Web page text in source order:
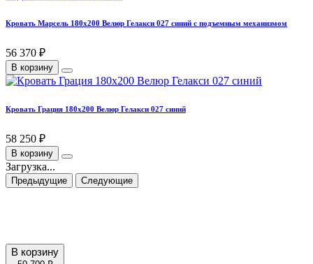
Кровать Марсель 180х200 Велюр Гелакси 027 синий с подъемным механизмом
56 370 ₽
В корзину
Кровать Грация 180х200 Велюр Гелакси 027 синий
58 250 ₽
В корзину
Загрузка...
Предыдущие Следующие
В корзину